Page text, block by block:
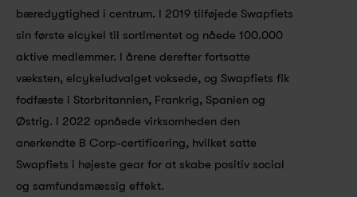
bæredygtighed i centrum. I 2019 tilføjede Swapfiets
sin første elcykel til sortimentet og nåede 100.000
aktive medlemmer. I årene derefter fortsatte
væksten, elcykeludvalget voksede, og Swapfiets fik
fodfæste i Storbritannien, Frankrig, Spanien og
Østrig. I 2022 opnåede virksomheden den
anerkendte B Corp-certificering, hvilket satte
Swapfiets i højeste gear for at skabe positiv social
og samfundsmæssig effekt.